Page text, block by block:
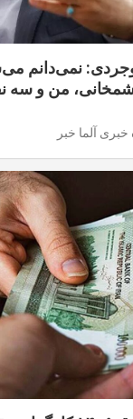
نمی‌دانم
من و سه
آلما خبر